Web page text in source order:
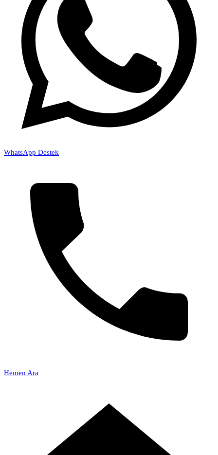
WhatsApp Destek
Hemen Ara